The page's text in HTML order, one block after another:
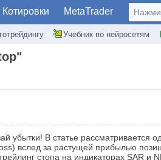
Котировки MetaTrader
Учебник по нейросетям
убытки! В статье рассматривается
вслед за растущей прибылью
стопа на индикаторах SAR